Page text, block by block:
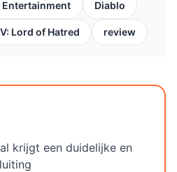
Entertainment Diablo
Lord of Hatred review
krijgt een duidelijke en